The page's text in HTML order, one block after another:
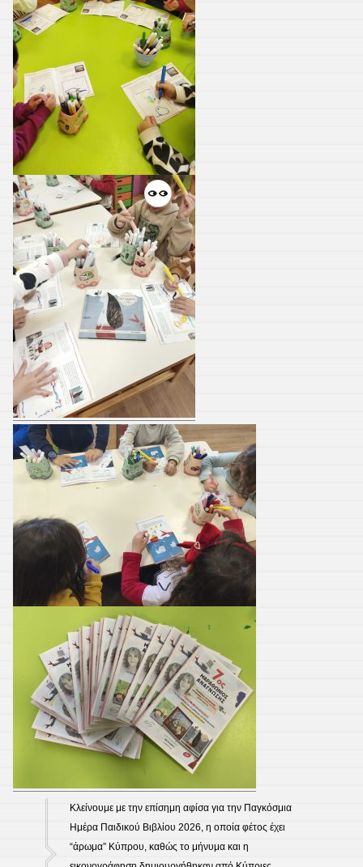
Κλείνουμε με την επίσημη αφίσα για την Παγκόσμια
Ημέρα Παιδικού Βιβλίου 2026, η οποία φέτος έχει
“άρωμα” Κύπρου, καθώς το μήνυμα και η